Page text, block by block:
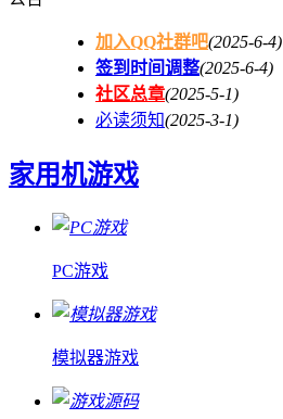
加入QQ社群吧(2025-6-4)
签到时间调整(2025-6-4)
社区总章(2025-5-1)
必读须知(2025-3-1)
家用机游戏
PC游戏
模拟器游戏